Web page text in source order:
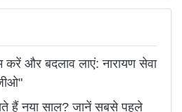
और बदलाव लाएं: नारायण सेवा
हैं नया साल? जानें सबसे पहले